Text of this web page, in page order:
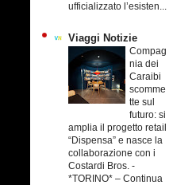
ufficializzato l’esisten...
Viaggi Notizie
Compag
nia dei
Caraibi
scomme
tte sul
futuro: si
amplia il progetto retail
“Dispensa” e nasce la
collaborazione con i
Costardi Bros. -
*TORINO* – Continua